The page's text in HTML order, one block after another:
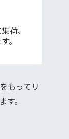
荷、
。
もってリ
。